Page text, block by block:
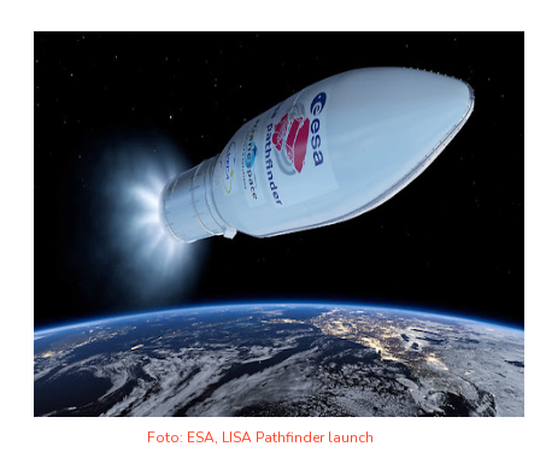
Foto: ESA, LISA Pathfinder launch